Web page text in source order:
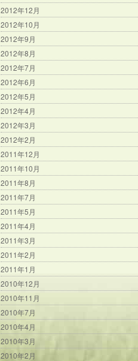
2012年12月
2012年10月
2012年9月
2012年8月
2012年7月
2012年6月
2012年5月
2012年4月
2012年3月
2012年2月
2011年12月
2011年10月
2011年8月
2011年7月
2011年5月
2011年4月
2011年3月
2011年2月
2011年1月
2010年12月
2010年11月
2010年7月
2010年4月
2010年3月
2010年2月